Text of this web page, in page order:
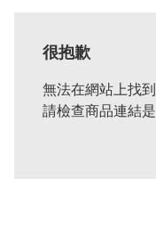
很抱歉
無法在網站上找
請檢查商品連結是